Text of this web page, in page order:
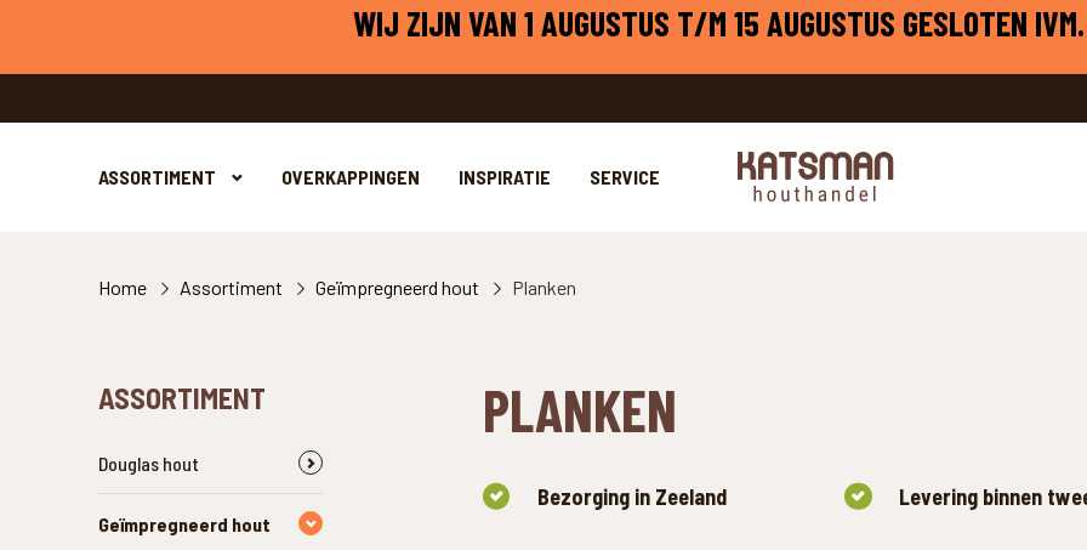
WIJ ZIJN VAN 1 AUGUSTUS T/M 15 AUGUSTUS GESLOTEN
ASSORTIMENT OVERKAPPINGEN INSPIRATIE SERVICE
Home Assortiment Geïmpregneerd hout Planken
ASSORTIMENT
Douglas hout
Geïmpregneerd hout
PLANKEN
Bezorging in Zeeland Levering binnen